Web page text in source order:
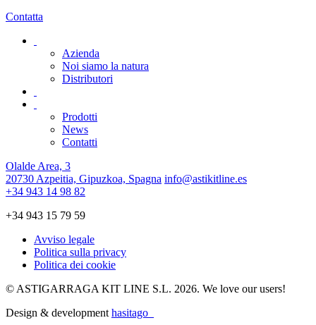
Contatta
Azienda
Noi siamo la natura
Distributori
Prodotti
News
Contatti
Olalde Area, 3
20730 Azpeitia, Gipuzkoa, Spagna info@astikitline.es
+34 943 14 98 82
+34 943 15 79 59
Avviso legale
Politica sulla privacy
Politica dei cookie
© ASTIGARRAGA KIT LINE S.L. 2026. We love our users!
Design & development hasitago_